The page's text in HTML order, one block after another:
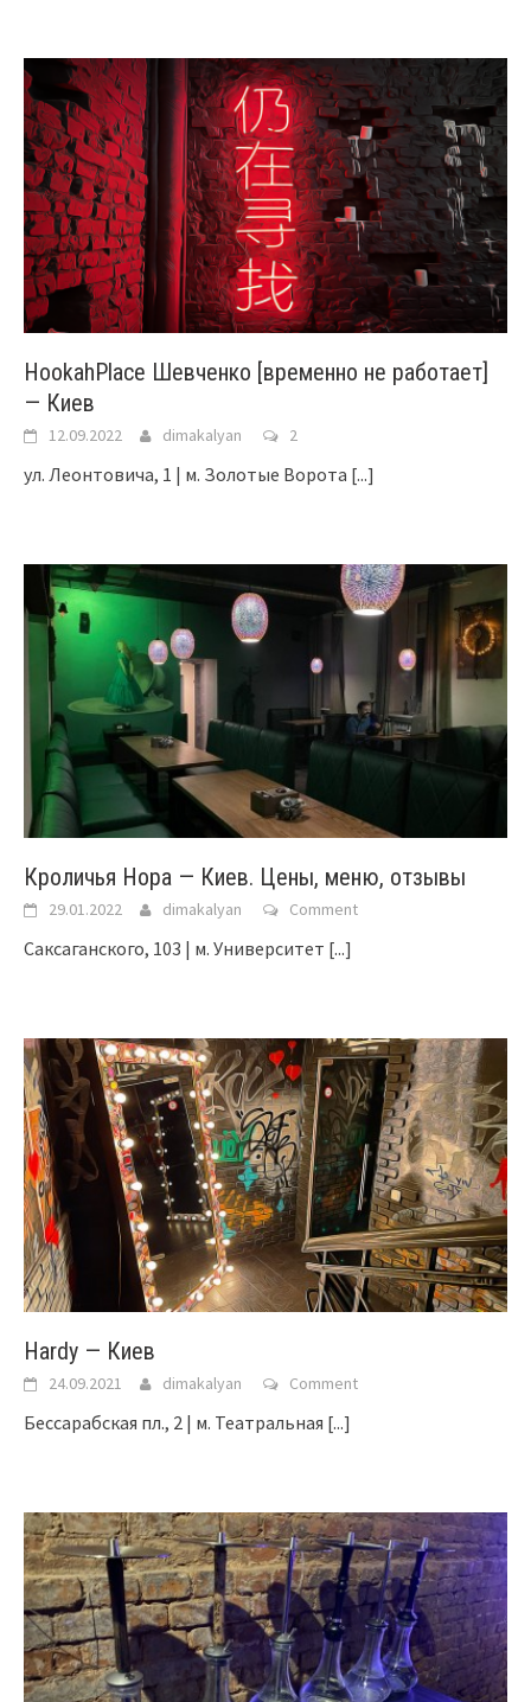
HookahPlace Шевченко [временно не работает]
— Киев
12.09.2022 dimakalyan 2
ул. Леонтовича, 1 | м. Золотые Ворота [...]
Кроличья Нора — Киев. Цены, меню, отзывы
29.01.2022 dimakalyan Comment
Саксаганского, 103 | м. Университет [...]
Hardy — Киев
24.09.2021 dimakalyan Comment
Бессарабская пл., 2 | м. Театральная [...]